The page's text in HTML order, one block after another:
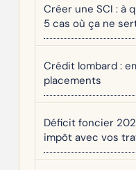
Créer une SCI : à
5 cas où ça ne
Crédit lombard :
placements
Déficit foncier
impôt avec vos